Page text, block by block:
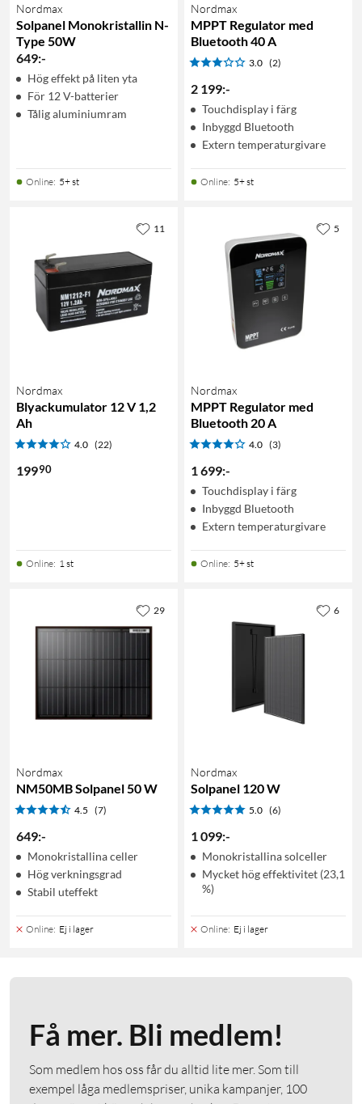
Nordmax
Solpanel Monokristallin N-
Type 50W
649:-
Hög effekt på liten yta
För 12 V-batterier
Tålig aluminiumram
Online: 5+ st
Nordmax
MPPT Regulator med
Bluetooth 40 A
3.0 (2)
2 199:-
Touchdisplay i färg
Inbyggd Bluetooth
Extern temperaturgivare
Online: 5+ st
Nordmax
Blyackumulator 12 V 1,2
Ah
4.0 (22)
19990
Online: 1 st
11
Nordmax
MPPT Regulator med
Bluetooth 20 A
4.0 (3)
1 699:-
Touchdisplay i färg
Inbyggd Bluetooth
Extern temperaturgivare
Online: 5+ st
5
Nordmax
NM50MB Solpanel 50 W
4.5 (7)
649:-
Monokristallina celler
Hög verkningsgrad
Stabil uteffekt
Online: Ej i lager
29
Nordmax
Solpanel 120 W
5.0 (6)
1 099:-
Monokristallina solceller
Mycket hög effektivitet (23,1
%)
Online: Ej i lager
6
Få mer. Bli medlem!
Som medlem hos oss får du alltid lite mer. Som till
exempel låga medlemspriser, unika kampanjer, 100